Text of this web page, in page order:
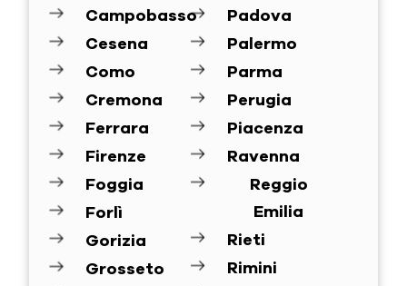
Campobasso
Cesena
Como
Cremona
Ferrara
Firenze
Foggia
Forlì
Gorizia
Grosseto
Padova
Palermo
Parma
Perugia
Piacenza
Ravenna
Reggio
Emilia
Rieti
Rimini